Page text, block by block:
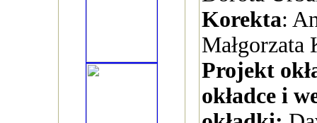
Korekta:
Małgorzata
Projekt
okładce i